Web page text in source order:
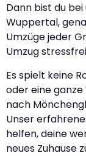
Dann bist du
Wuppertal,
Umzüge jeder
Umzug
Es spielt keine
oder eine
nach
Unser
helfen, deine
neues Zuhause